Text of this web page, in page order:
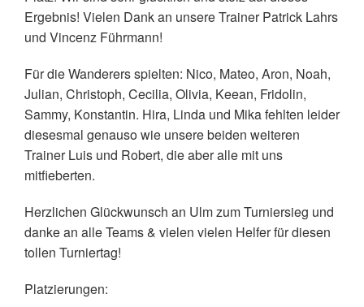
Ergebnis! Vielen Dank an unsere Trainer Patrick Lahrs
und Vincenz Führmann!
Für die Wanderers spielten: Nico, Mateo, Aron, Noah,
Julian, Christoph, Cecilia, Olivia, Keean, Fridolin,
Sammy, Konstantin. Hira, Linda und Mika fehlten leider
diesesmal genauso wie unsere beiden weiteren
Trainer Luis und Robert, die aber alle mit uns
mitfieberten.
Herzlichen Glückwunsch an Ulm zum Turniersieg und
danke an alle Teams & vielen vielen Helfer für diesen
tollen Turniertag!
Platzierungen: